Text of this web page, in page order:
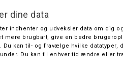
På lager
Leveringstid: 1 hverdage